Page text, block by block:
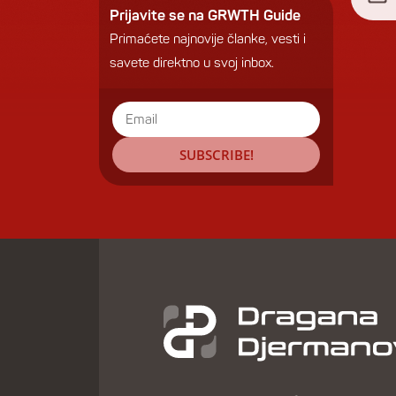
Prijavite se na GRWTH Guide
Primaćete najnovije članke, vesti i
savete direktno u svoj inbox.
SUBSCRIBE!